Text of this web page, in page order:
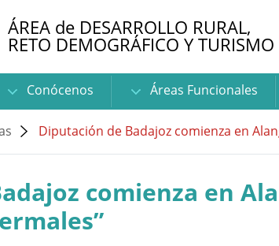
ÁREA de DESARROLLO RURAL,
RETO DEMOGRÁFICO Y TURISMO
Conócenos Áreas Funcionales
Diputación de Badajoz comienza en
comienza en